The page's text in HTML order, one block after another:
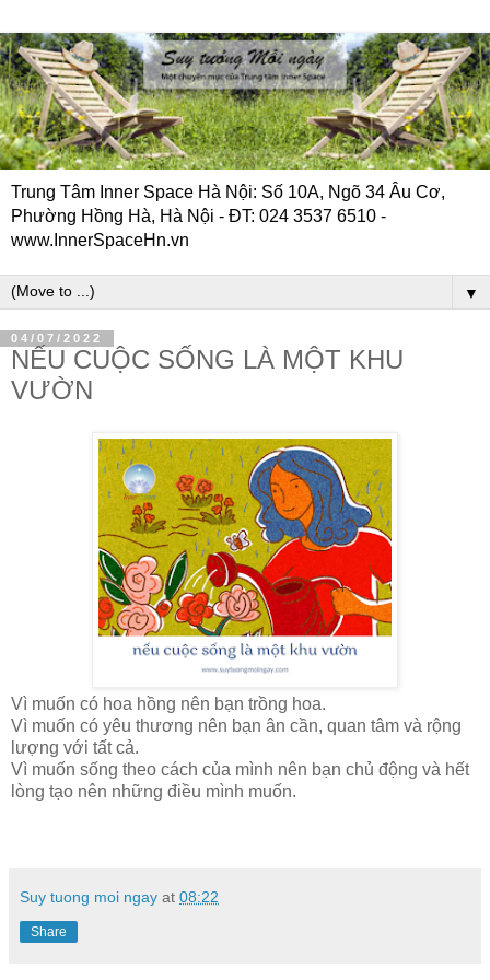
Trung Tâm Inner Space Hà Nội: Số 10A, Ngõ 34 Âu Cơ,
Phường Hồng Hà, Hà Nội - ĐT: 024 3537 6510 -
www.InnerSpaceHn.vn
▼
04/07/2022
NẾU CUỘC SỐNG LÀ MỘT KHU
VƯỜN
Vì muốn có hoa hồng nên bạn trồng hoa.
Vì muốn có yêu thương nên bạn ân cần, quan tâm và rộng
lượng với tất cả.
Vì muốn sống theo cách của mình nên bạn chủ động và hết
lòng tạo nên những điều mình muốn.
Suy tuong moi ngay at 08:22
Share